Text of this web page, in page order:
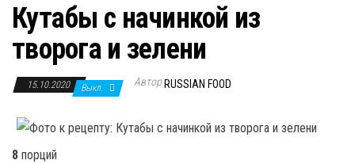
Кутабы с начинкой из
творога и зелени
15.10.2020 Выкл. Автор RUSSIAN FOOD
8 порций